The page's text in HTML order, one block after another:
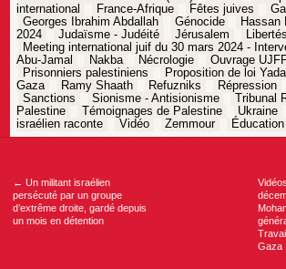
international
France-Afrique Fêtes juives
Georges Ibrahim Abdallah
Génocide Hassan
2024
Judaïsme - Judéité Jérusalem
Meeting international juif du 30 mars 2024 -
Abu-Jamal
Nakba Nécrologie Ouvrage
Prisonniers palestiniens
Proposition de loi
Gaza
Ramy Shaath Refuzniks Répression
Sanctions
Sionisme - Antisionisme
Tribunal
Palestine
Témoignages de Palestine Ukraine
israélien raconte
Vidéo Zemmour Éducation
Navigation
← Un militant israélien
persécuté par un groupe
d’extrême droite, gardé depuis
un mois en détention
Gaza